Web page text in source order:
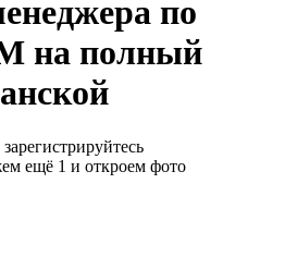
по
на полный
ещё 1 и откроем фото